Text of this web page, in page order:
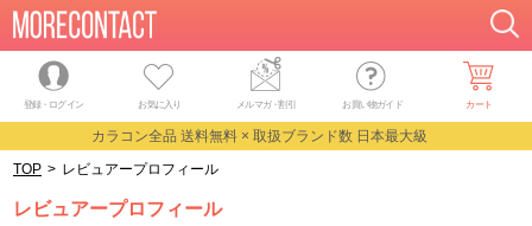
登録・ログイン お気に入り メルマガ・割引 お買い物ガイド カート
カラコン全品 送料無料 × 取扱ブランド数 日本最大級
TOP > レビュアープロフィール
レビュアープロフィール